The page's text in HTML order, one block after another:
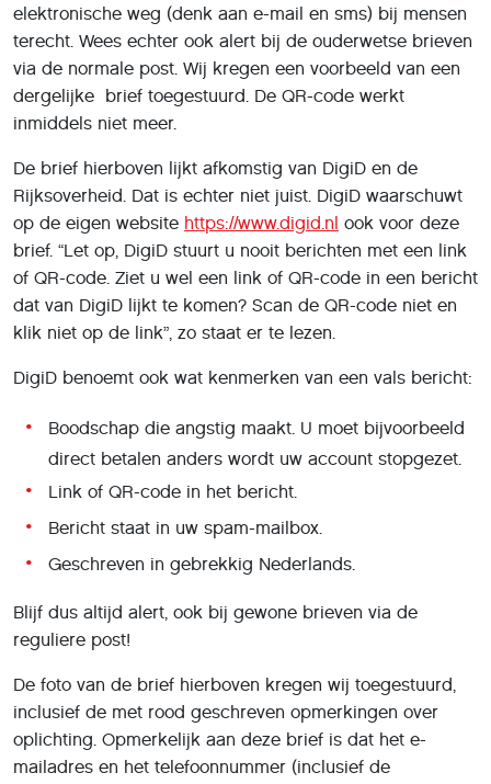
elektronische weg (denk aan e-mail en sms) bij mensen
terecht. Wees echter ook alert bij de ouderwetse brieven
via de normale post. Wij kregen een voorbeeld van een
dergelijke brief toegestuurd. De QR-code werkt
inmiddels niet meer.
De brief hierboven lijkt afkomstig van DigiD en de
Rijksoverheid. Dat is echter niet juist. DigiD waarschuwt
op de eigen website https://www.digid.nl ook voor deze
brief. “Let op, DigiD stuurt u nooit berichten met een link
of QR-code. Ziet u wel een link of QR-code in een bericht
dat van DigiD lijkt te komen? Scan de QR-code niet en
klik niet op de link”, zo staat er te lezen.
DigiD benoemt ook wat kenmerken van een vals bericht:
Boodschap die angstig maakt. U moet bijvoorbeeld
direct betalen anders wordt uw account stopgezet.
Link of QR-code in het bericht.
Bericht staat in uw spam-mailbox.
Geschreven in gebrekkig Nederlands.
Blijf dus altijd alert, ook bij gewone brieven via de
reguliere post!
De foto van de brief hierboven kregen wij toegestuurd,
inclusief de met rood geschreven opmerkingen over
oplichting. Opmerkelijk aan deze brief is dat het e-
mailadres en het telefoonnummer (inclusief de